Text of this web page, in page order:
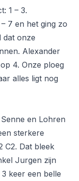
1 – 3.
7 en het ging zo
dat onze
Alexander
4. Onze ploeg
alles ligt nog
en Lohren
sterkere
C2. Dat bleek
Jurgen zijn
keer een belle